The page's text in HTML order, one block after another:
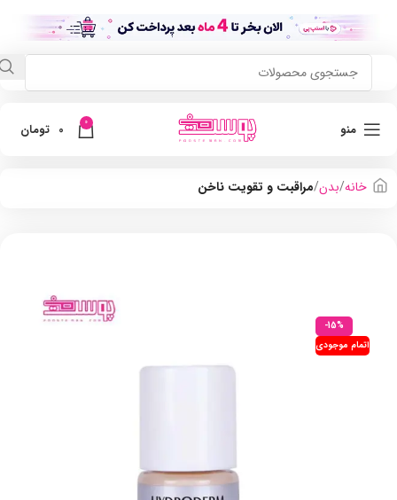
منو 0
0 تومان
خانه بدن مراقبت و تقویت ناخن
-15%
اتمام موجودی